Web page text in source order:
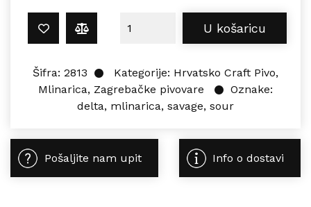
Mlinarica SAVAGE δ 0,75L količina
U košaricu
Šifra: 2813 Kategorije: Hrvatsko Craft Pivo,
Mlinarica, Zagrebačke pivovare
Oznake:
delta, mlinarica, savage, sour
Pošaljite nam upit Info o dostavi